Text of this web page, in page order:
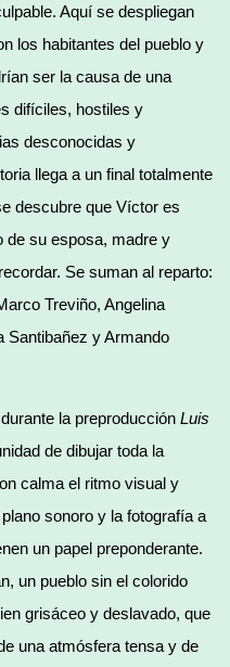
Aquí se despliegan
los habitantes del pueblo y
ser la causa de una
difíciles, hostiles y
desconocidas y
llega a un final totalmente
descubre que Víctor es
de su esposa, madre y
Se suman al reparto:
Treviño, Angelina
Santibañez y Armando
la preproducción Luis
de dibujar toda la
calma el ritmo visual y
sonoro y la fotografía a
un papel preponderante.
un pueblo sin el colorido
grisáceo y deslavado, que
una atmósfera tensa y de